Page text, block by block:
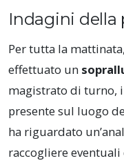
Indagini della
Per tutta la
effettuato un
magistrato di turno,
presente sul luogo
ha riguardato
raccogliere